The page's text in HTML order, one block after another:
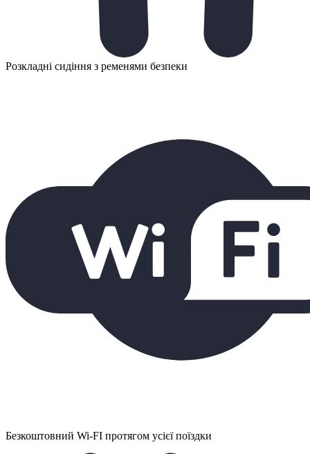
Розкладні сидіння з ременями безпеки
Безкоштовний Wi-FI протягом усієї поїздки